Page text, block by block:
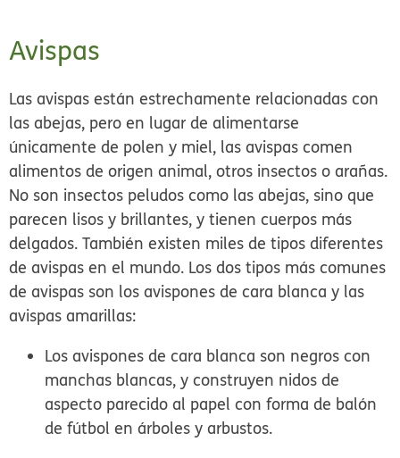
Avispas
Las avispas están estrechamente relacionadas con
las abejas, pero en lugar de alimentarse
únicamente de polen y miel, las avispas comen
alimentos de origen animal, otros insectos o arañas.
No son insectos peludos como las abejas, sino que
parecen lisos y brillantes, y tienen cuerpos más
delgados. También existen miles de tipos diferentes
de avispas en el mundo. Los dos tipos más comunes
de avispas son los avispones de cara blanca y las
avispas amarillas:
Los avispones de cara blanca son negros con
manchas blancas, y construyen nidos de
aspecto parecido al papel con forma de balón
de fútbol en árboles y arbustos.